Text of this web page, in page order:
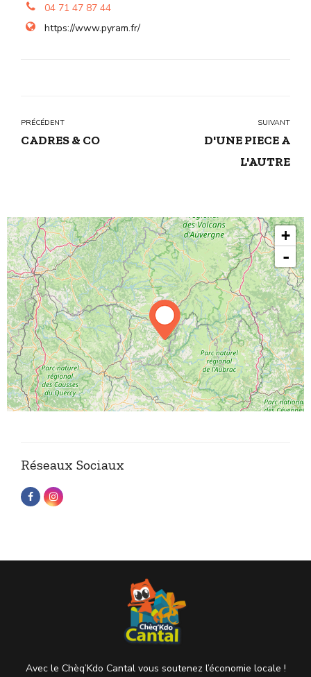
04 71 47 87 44
https://www.pyram.fr/
PRÉCÉDENT
CADRES & CO
SUIVANT
D'UNE PIECE A
L'AUTRE
+
-
Réseaux Sociaux
Avec le Chèq’Kdo Cantal vous soutenez l’économie locale !